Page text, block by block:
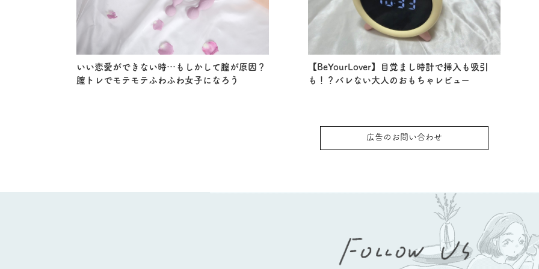
いい恋愛ができない時…もしかして膣が原因？
膣トレでモテモテふわふわ女子になろう
【BeYourLover】目覚まし時計で挿入も吸引
も！？バレない大人のおもちゃレビュー
広告のお問い合わせ